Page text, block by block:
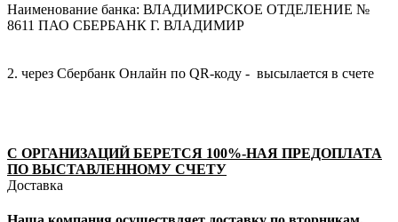
Наименование банка: ВЛАДИМИРСКОЕ ОТДЕЛЕНИЕ №
8611 ПАО СБЕРБАНК Г. ВЛАДИМИР
2. через Сбербанк Онлайн по QR-коду - высылается в счете
С ОРГАНИЗАЦИЙ БЕРЕТСЯ 100%-НАЯ ПРЕДОПЛАТА
ПО ВЫСТАВЛЕННОМУ СЧЕТУ
Доставка